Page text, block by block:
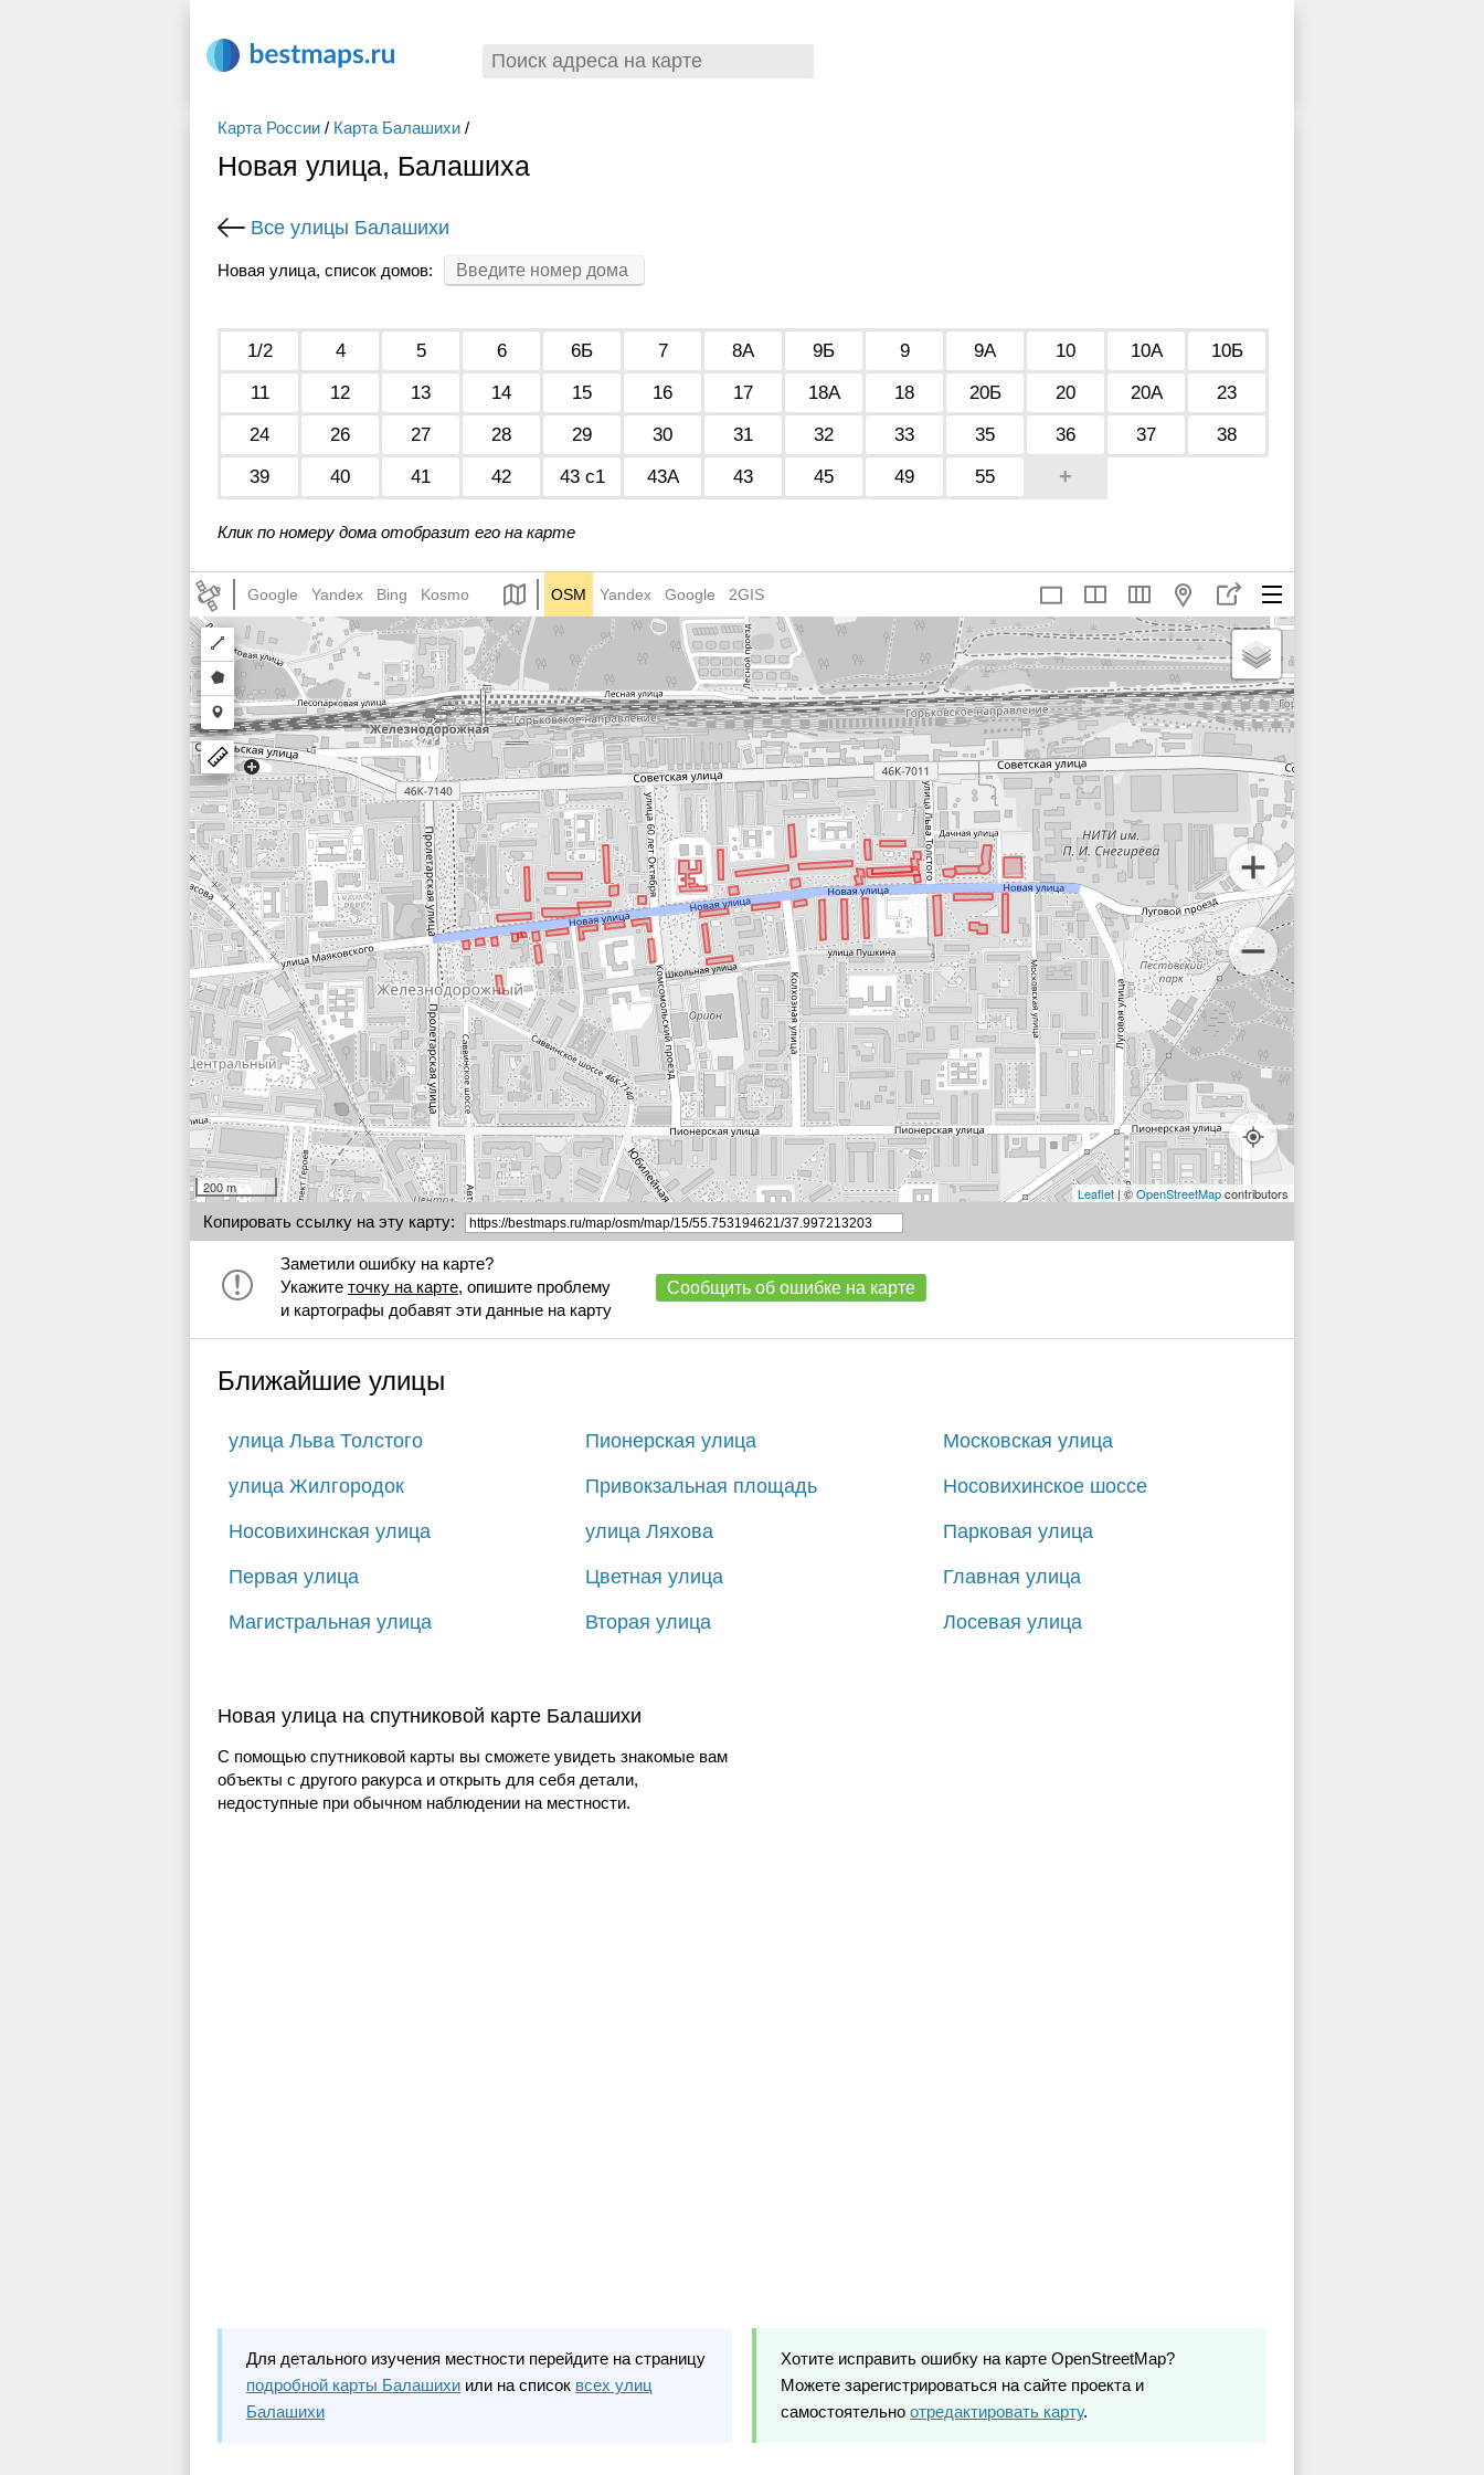
Карта России / Карта Балашихи /
Новая улица, Балашиха
Все улицы Балашихи
Новая улица, список домов:
1/2 4 5 6 6Б 7 8А 9Б 9 9А 10 10А
10Б
11
12 13 14 15 16 17 18А 18 20Б 20 20А
23
24
26 27 28 29 30 31 32 33 35 36 37
38
39
40 41 42 43 с1 43А 43 45 49 55 +
Клик по номеру дома отобразит его на карте
Google Yandex Bing Kosmo OSM Yandex Google 2GIS
Draw
a
polyline
Draw
a
polygon
Draw
a
marker
200 m Leaflet | ©OpenStreetMapcontributors
Копировать ссылку на эту карту:
Заметили ошибку на карте?
Укажите точку на карте, опишите проблему
и картографы добавят эти данные на карту
Сообщить об ошибке на карте
Ближайшие улицы
улица Льва Толстого Пионерская улица Московская улица
улица Жилгородок Привокзальная площадь Носовихинское шоссе
Носовихинская улица улица Ляхова Парковая улица
Первая улица Цветная улица Главная улица
Магистральная улица Вторая улица Лосевая улица
Новая улица на спутниковой карте Балашихи
С помощью спутниковой карты вы сможете увидеть знакомые вам
объекты с другого ракурса и открыть для себя детали,
недоступные при обычном наблюдении на местности.
Для детального изучения местности перейдите на страницу
подробной карты Балашихи или на список всех улиц
Балашихи
Хотите исправить ошибку на карте OpenStreetMap?
Можете зарегистрироваться на сайте проекта и
самостоятельно отредактировать карту.